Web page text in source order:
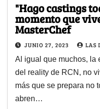
"Hago castings
momento que
MasterChef
JUNIO 27, 2023 LAS
Al igual que muchos, la
del reality de RCN, no
más que se prepara no
abren…